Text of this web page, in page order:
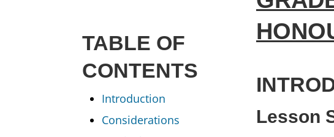
TABLE OF
CONTENTS
Introduction
Considerations
Lesson